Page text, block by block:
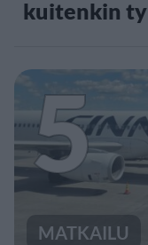
kuitenkin
5
MATKAILU